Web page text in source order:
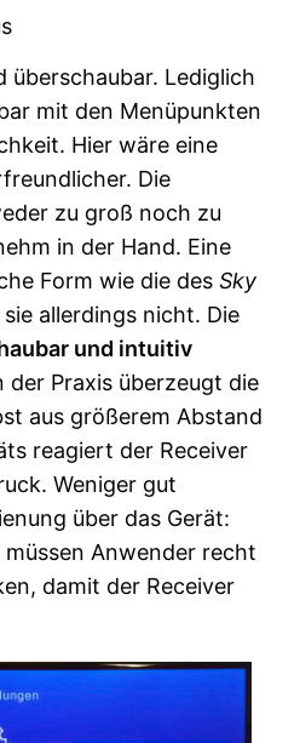
überschaubar. Lediglich
mit den Menüpunkten
Hier wäre eine
Die
zu groß noch zu
in der Hand. Eine
Form wie die des Sky
allerdings nicht. Die
und intuitiv
der Praxis überzeugt die
aus größerem Abstand
reagiert der Receiver
Weniger gut
über das Gerät:
Anwender recht
damit der Receiver